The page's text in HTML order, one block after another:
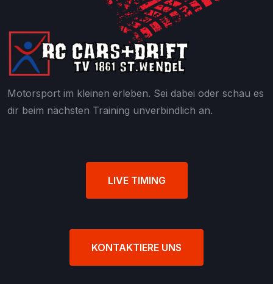
Motorsport im kleinen erleben. Sei dabei oder schau es
dir beim nächsten Training unverbindlich an.
LIVE TIMING
KONTAKTIERE UNS